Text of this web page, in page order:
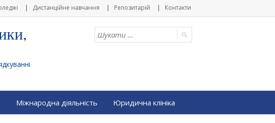
Дистанційне навчання Репозитарій Контакти
Міжнародна діяльність Юридична клініка